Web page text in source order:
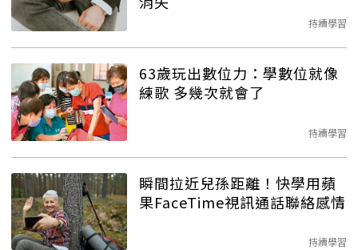
持續學習
63歲玩出數位力：學數位就像
練歌 多幾次就會了
持續學習
瞬間拉近兒孫距離！快學用蘋
果FaceTime視訊通話聯絡感情
持續學習